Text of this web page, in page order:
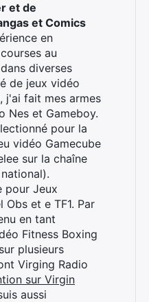
et de
et Comics
en
au
diverses
de jeux vidéo
j'ai fait mes armes
Nes et Gameboy.
pour la
vidéo Gamecube
sur la chaîne
pour Jeux
et e TF1. Par
en tant
Fitness Boxing
plusieurs
Virging Radio
sur Virgin
aussi